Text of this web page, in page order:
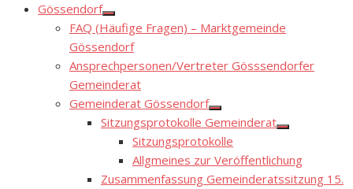
Gössendorf
Show
sub
menu
FAQ (Häufige Fragen) – Marktgemeinde
Gössendorf
Ansprechpersonen/Vertreter Gösssendorfer
Gemeinderat
Gemeinderat Gössendorf
Show
sub
menu
Sitzungsprotokolle Gemeinderat
Show
menu
Sitzungsprotokolle
Allgmeines zur Veröffentlichung
Zusammenfassung Gemeinderatssitzung 15.